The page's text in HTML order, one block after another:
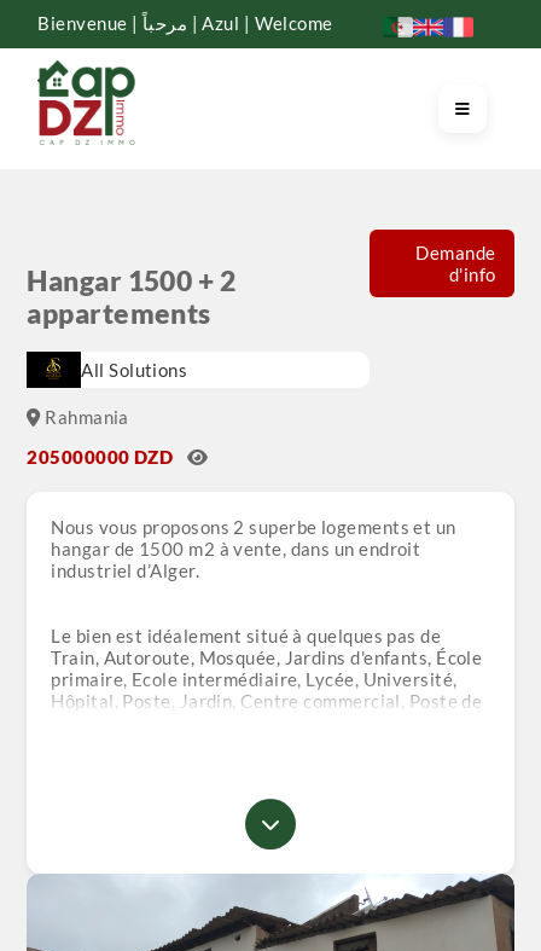
Bienvenue | مرحباً | Azul | Welcome
Hangar 1500 + 2
appartements
All Solutions
Rahmania
205000000 DZD
Demande
d'info
Nous vous proposons 2 superbe logements et un
hangar de 1500 m2 à vente, dans un endroit
industriel d’Alger.
Le bien est idéalement situé à quelques pas de
Train, Autoroute, Mosquée, Jardins d'enfants, École
primaire, Ecole intermédiaire, Lycée, Université,
Hôpital, Poste, Jardin, Centre commercial, Poste de